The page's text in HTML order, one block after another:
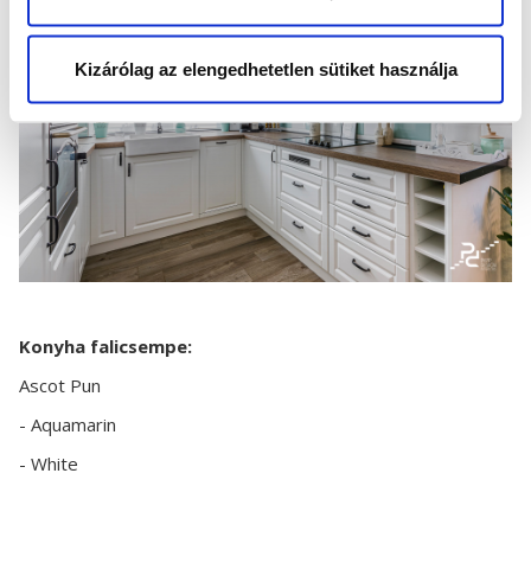
Kizárólag az elengedhetetlen sütiket használja
Konyha falicsempe:
Ascot Pun
- Aquamarin
- White